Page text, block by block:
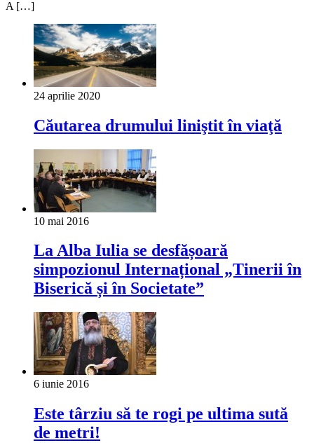
A […]
24 aprilie 2020
Căutarea drumului liniştit în viaţă
10 mai 2016
La Alba Iulia se desfășoară
simpozionul Internațional „Tinerii în
Biserică și în Societate”
6 iunie 2016
Este târziu să te rogi pe ultima sută
de metri!